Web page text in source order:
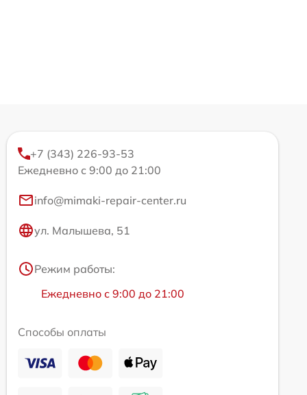
+7 (343) 226-93-53
Ежедневно с 9:00 до 21:00
info@mimaki-repair-center.ru
ул. Малышева, 51
Режим работы:
Ежедневно с 9:00 до 21:00
Способы оплаты